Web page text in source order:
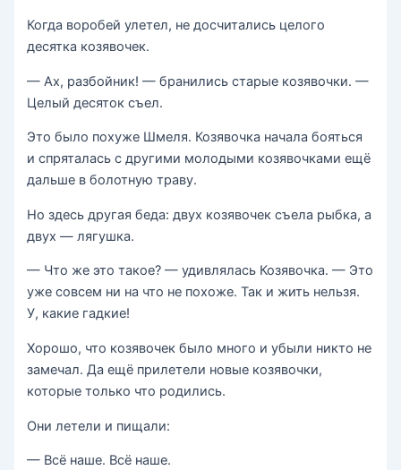
Когда воробей улетел, не досчитались целого
десятка козявочек.
— Ах, разбойник! — бранились старые козявочки. —
Целый десяток съел.
Это было похуже Шмеля. Козявочка начала бояться
и спряталась с другими молодыми козявочками ещё
дальше в болотную траву.
Но здесь другая беда: двух козявочек съела рыбка, а
двух — лягушка.
— Что же это такое? — удивлялась Козявочка. — Это
уже совсем ни на что не похоже. Так и жить нельзя.
У, какие гадкие!
Хорошо, что козявочек было много и убыли никто не
замечал. Да ещё прилетели новые козявочки,
которые только что родились.
Они летели и пищали:
— Всё наше. Всё наше.